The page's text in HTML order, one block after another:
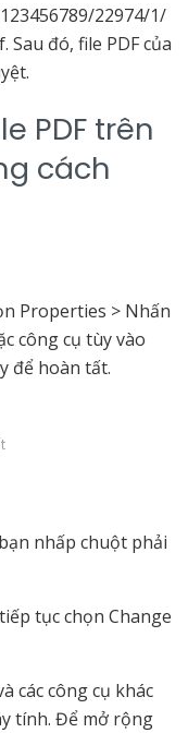
22974/1/
đó, file PDF của
PDF trên
cách
Properties > Nhấn
công cụ tùy vào
để hoàn tất.
nhấp chuột phải
tục chọn Change
các công cụ khác
tính. Để mở rộng